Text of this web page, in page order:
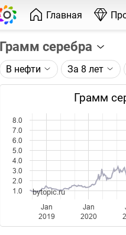
Главная
Грамм серебра
Описание графика:
Цена фьючерса на
Каждая точка на
Оптимальный таймфрейм
при изменении глубины
Данные добавляются
В нефти За 8 лет
Грамм
Jan
2019
Jan
2020
1.0
2.0
3.0
4.0
5.0
6.0
7.0
8.0
bytopic.ru